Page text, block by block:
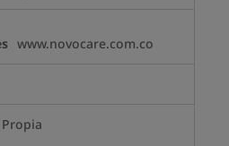
www.novocare.com.co
Propia